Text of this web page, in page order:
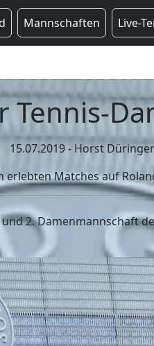
Mannschaften Live-
Tennis-
15.07.2019 - Horst Düringer
erlebten Matches auf
2. Damenmannschaft